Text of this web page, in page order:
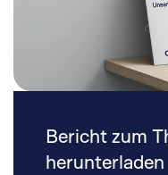
Bericht zum
herunterladen